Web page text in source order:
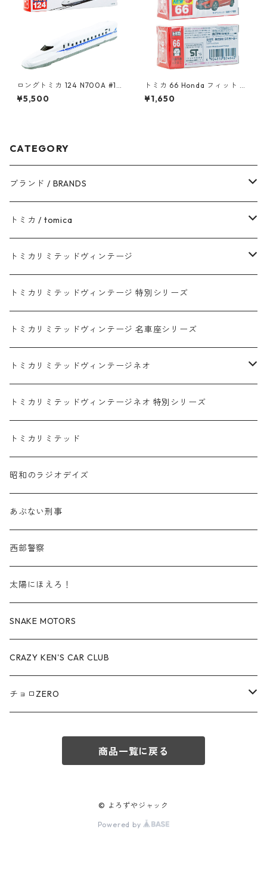
ロングトミカ 124 N700A #10
486213
¥5,500
トミカ 66 Honda フィット #1
0824640
¥1,650
CATEGORY
ブランド / BRANDS
トヨタ / TOYOTA
ダイハツ / DAIHATSU
マツダ / MAZDA
ホンダ / HONDA
日産 / NISSAN
スバル / SUBARU
スズキ / SUZUKI
三菱 / MITSUBISHI
シボレー / Chevrolet
ビー・エム・ダブリュー / BMW
レクサス / LEXUS
アウディ / Audi
ロータス / LOTUS
三菱ふそう/ MITSUBISHI FUSO
トミカ / tomica
赤箱 - 現行トミカ
赤箱 - 限定トミカ 初回特別カラー
赤箱 - 絶版（廃盤）トミカ No.1-120
赤箱 - 絶版（廃盤）トミカ No.1-9
赤箱 - 絶版（廃盤）トミカ No.10-19
赤箱 - 絶版（廃盤）トミカ No.60-69
赤箱 - 絶版（廃盤）トミカ No.70-79
赤箱 - 絶版（廃盤）トミカ No.110-119
赤箱 - 絶版（廃盤）ロングトミカ No.121-
赤箱 - 車種別
乗用車
商用車・公用車
トミカリミテッドヴィンテージ
TLV - NEW LINEUP
TLV - No. LV-00-195
TLV - No. LV-00-09
TLV - No. LV-10-19
TLV - No. LV-60-69
TLV - No. LV-70-79
TLV - No. LV-110-119
TLV - 車種別
乗用車
商用車・公用車
トミカリミテッドヴィンテージ 特別シリーズ
トミカリミテッドヴィンテージ 名車座シリーズ
トミカリミテッドヴィンテージネオ
TLVN - NEW LINEUP
TLVN - No. LV-00-219
TLVN - No. LV-00-09
TLVN - No. LV-10-19
TLVN - No. LV-60-69
TLVN - No. LV-70-79
TLVN - 車種別
乗用車
商用車・公用車
トミカリミテッドヴィンテージネオ 特別シリーズ
トミカリミテッド
昭和のラジオデイズ
あぶない刑事
西部警察
太陽にほえろ！
SNAKE MOTORS
CRAZY KEN'S CAR CLUB
チョロZERO
チョロQZERO - No. Z-00-09
あぶない刑事
商品一覧に戻る
© よろずやジャック
Powered by